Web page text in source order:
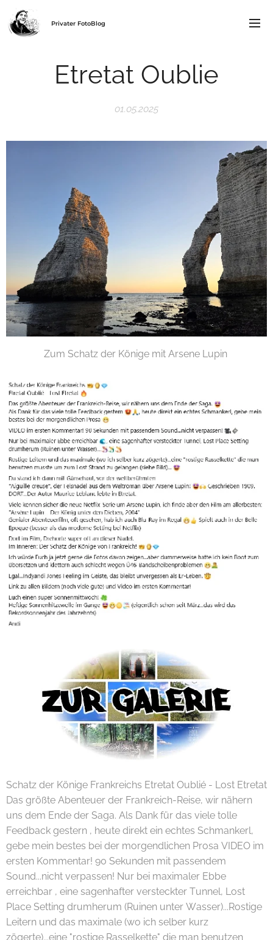
Privater FotoBlog
Etretat Oublie
01.05.2025
Zum Schatz der Könige mit Arsene Lupin
Schatz der Könige Frankreichs Etretat Oublié - Lost Etretat
Das größte Abenteuer der Frankreich-Reise, wir nähern
uns dem Ende der Saga. Als Dank für das viele tolle
Feedback gestern , heute direkt ein echtes Schmankerl,
gebe mein bestes bei der morgendlichen Prosa VIDEO im
ersten Kommentar! 90 Sekunden mit passendem
Sound...nicht verpassen! Nur bei maximaler Ebbe
erreichbar , eine sagenhafter versteckter Tunnel, Lost
Place Setting drumherum (Ruinen unter Wasser)...Rostige
Leitern und das maximale (wo ich selber kurz
zögerte)...eine "rostige Rasselkette" die man benutzen